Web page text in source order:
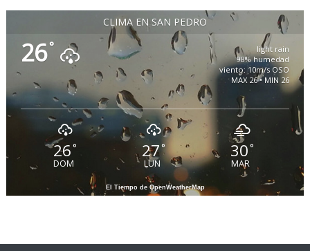
CLIMA EN SAN PEDRO
26°
light rain
98% humedad
viento: 10m/s OSO
MAX 26 • MIN 26
26°
DOM
27 °
LUN
30°
MAR
El Tiempo de OpenWeatherMap